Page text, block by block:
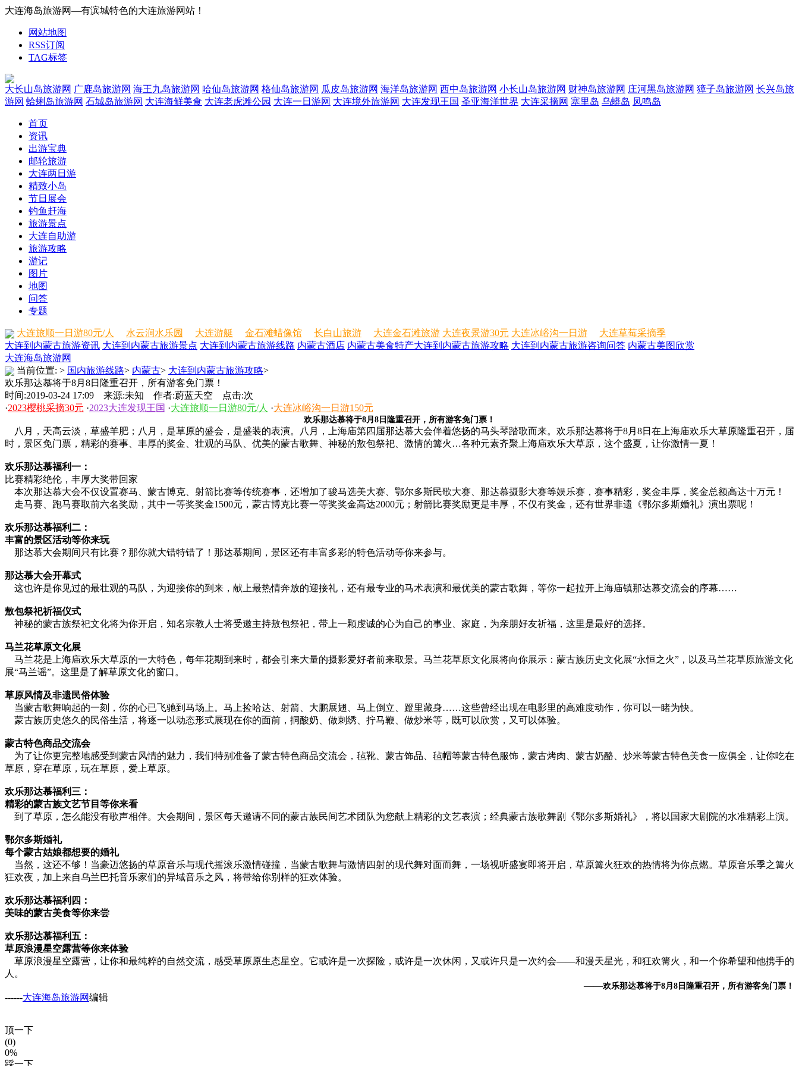
大连海岛旅游网—有滨城特色的大连旅游网站！
网站地图
RSS订阅
TAG标签
大长山岛旅游网 广鹿岛旅游网 海王九岛旅游网 哈仙岛旅游网 格仙岛旅游网 瓜皮岛旅游网 海洋岛旅游网 西中岛旅游网 小长山岛旅游网 财神岛旅游网 庄河黑岛旅游网 獐子岛旅游网 长兴岛旅
游网 蛤蜊岛旅游网 石城岛旅游网 大连海鲜美食 大连老虎滩公园 大连一日游网 大连境外旅游网 大连发现王国 圣亚海洋世界 大连采摘网 塞里岛 乌蟒岛 凤鸣岛
首页
资讯
出游宝典
邮轮旅游
大连两日游
精致小岛
节日展会
钓鱼赶海
旅游景点
大连自助游
旅游攻略
游记
图片
地图
问答
专题
大连旅顺一日游80元/人 水云涧水乐园 大连游艇 金石滩蜡像馆 长白山旅游 大连金石滩旅游 大连夜景游30元 大连冰峪沟一日游
大连草莓采摘季
大连到内蒙古旅游资讯 大连到内蒙古旅游景点 大连到内蒙古旅游线路 内蒙古酒店 内蒙古美食特产大连到内蒙古旅游攻略 大连到内蒙古旅游咨询问答 内蒙古美图欣赏
大连海岛旅游网
当前位置: > 国内旅游线路> 内蒙古> 大连到内蒙古旅游攻略>
欢乐那达慕将于8月8日隆重召开，所有游客免门票！
时间:2019-03-24 17:09 来源:未知 作者:蔚蓝天空 点击:次
·2023樱桃采摘30元 ·2023大连发现王国 ·大连旅顺一日游80元/人 ·大连冰峪沟一日游150元
欢乐那达慕将于8月8日隆重召开，所有游客免门票！
八月，天高云淡，草盛羊肥；八月，是草原的盛会，是盛装的表演。八月，上海庙第四届那达慕大会伴着悠扬的马头琴踏歌而来。欢乐那达慕将于8月8日在上海庙欢乐大草原隆重召开，届
时，景区免门票，精彩的赛事、丰厚的奖金、壮观的马队、优美的蒙古歌舞、神秘的敖包祭祀、激情的篝火…各种元素齐聚上海庙欢乐大草原，这个盛夏，让你激情一夏！
欢乐那达慕福利一：
比赛精彩绝伦，丰厚大奖带回家
本次那达慕大会不仅设置赛马、蒙古博克、射箭比赛等传统赛事，还增加了骏马选美大赛、鄂尔多斯民歌大赛、那达慕摄影大赛等娱乐赛，赛事精彩，奖金丰厚，奖金总额高达十万元！
走马赛、跑马赛取前六名奖励，其中一等奖奖金1500元，蒙古博克比赛一等奖奖金高达2000元；射箭比赛奖励更是丰厚，不仅有奖金，还有世界非遗《鄂尔多斯婚礼》演出票呢！
欢乐那达慕福利二：
丰富的景区活动等你来玩
那达慕大会期间只有比赛？那你就大错特错了！那达慕期间，景区还有丰富多彩的特色活动等你来参与。
那达慕大会开幕式
这也许是你见过的最壮观的马队，为迎接你的到来，献上最热情奔放的迎接礼，还有最专业的马术表演和最优美的蒙古歌舞，等你一起拉开上海庙镇那达慕交流会的序幕……
敖包祭祀祈福仪式
神秘的蒙古族祭祀文化将为你开启，知名宗教人士将受邀主持敖包祭祀，带上一颗虔诚的心为自己的事业、家庭，为亲朋好友祈福，这里是最好的选择。
马兰花草原文化展
马兰花是上海庙欢乐大草原的一大特色，每年花期到来时，都会引来大量的摄影爱好者前来取景。马兰花草原文化展将向你展示：蒙古族历史文化展“永恒之火”，以及马兰花草原旅游文化
展“马兰谣”。这里是了解草原文化的窗口。
草原风情及非遗民俗体验
当蒙古歌舞响起的一刻，你的心已飞驰到马场上。马上捡哈达、射箭、大鹏展翅、马上倒立、蹬里藏身……这些曾经出现在电影里的高难度动作，你可以一睹为快。
蒙古族历史悠久的民俗生活，将逐一以动态形式展现在你的面前，挏酸奶、做刺绣、拧马鞭、做炒米等，既可以欣赏，又可以体验。
蒙古特色商品交流会
为了让你更完整地感受到蒙古风情的魅力，我们特别准备了蒙古特色商品交流会，毡靴、蒙古饰品、毡帽等蒙古特色服饰，蒙古烤肉、蒙古奶酪、炒米等蒙古特色美食一应俱全，让你吃在
草原，穿在草原，玩在草原，爱上草原。
欢乐那达慕福利三：
精彩的蒙古族文艺节目等你来看
到了草原，怎么能没有歌声相伴。大会期间，景区每天邀请不同的蒙古族民间艺术团队为您献上精彩的文艺表演；经典蒙古族歌舞剧《鄂尔多斯婚礼》，将以国家大剧院的水准精彩上演。
鄂尔多斯婚礼
每个蒙古姑娘都想要的婚礼
当然，这还不够！当豪迈悠扬的草原音乐与现代摇滚乐激情碰撞，当蒙古歌舞与激情四射的现代舞对面而舞，一场视听盛宴即将开启，草原篝火狂欢的热情将为你点燃。草原音乐季之篝火
狂欢夜，加上来自乌兰巴托音乐家们的异域音乐之风，将带给你别样的狂欢体验。
欢乐那达慕福利四：
美味的蒙古美食等你来尝
欢乐那达慕福利五：
草原浪漫星空露营等你来体验
草原浪漫星空露营，让你和最纯粹的自然交流，感受草原原生态星空。它或许是一次探险，或许是一次休闲，又或许只是一次约会——和漫天星光，和狂欢篝火，和一个你希望和他携手的
人。
——欢乐那达慕将于8月8日隆重召开，所有游客免门票！
------大连海岛旅游网编辑
顶一下
(0)
0%
踩一下